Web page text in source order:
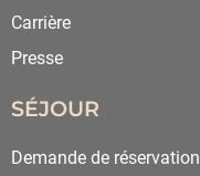
Carrière
Presse
SÉJOUR
Demande de réservation